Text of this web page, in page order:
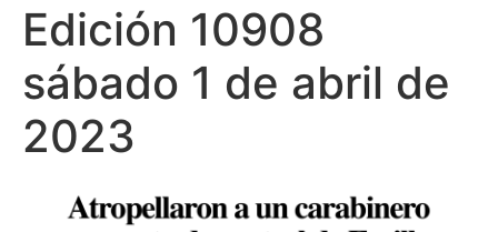
Edición 10908
sábado 1 de abril de
2023